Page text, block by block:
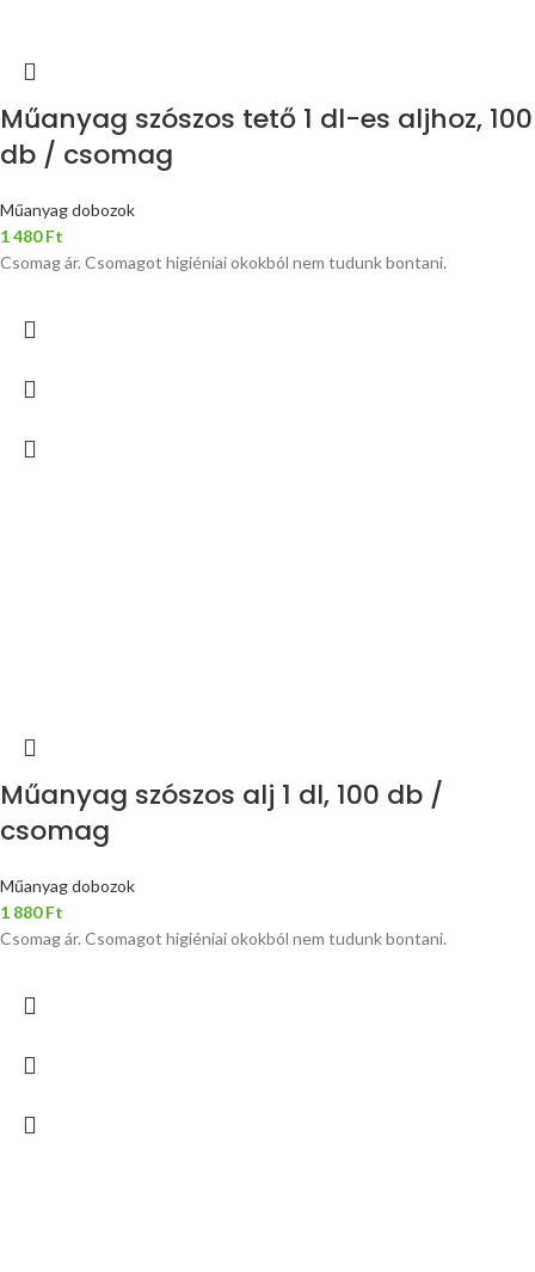
Műanyag szószos tető 1 dl-es aljhoz, 100
db / csomag
Műanyag dobozok
1 480Ft
Csomag ár. Csomagot higiéniai okokból nem tudunk bontani.
Műanyag szószos alj 1 dl, 100 db /
csomag
Műanyag dobozok
1 880Ft
Csomag ár. Csomagot higiéniai okokból nem tudunk bontani.